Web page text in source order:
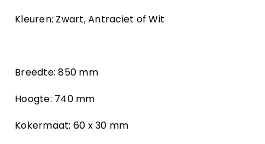
Kleuren: Zwart, Antraciet of Wit
Breedte: 850 mm
Hoogte: 740 mm
Kokermaat: 60 x 30 mm